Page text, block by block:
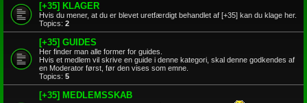
[+35] KLAGER
Hvis du mener, at du er blevet uretfærdigt behandlet af [+35] kan du klage her.
Topics: 2
[+35] GUIDES
Her finder man alle former for guides.
Hvis et medlem vil skrive en guide i denne kategori, skal denne godkendes af
en Moderator først, før den vises som emne.
Topics: 5
[+35] MEDLEMSSKAB